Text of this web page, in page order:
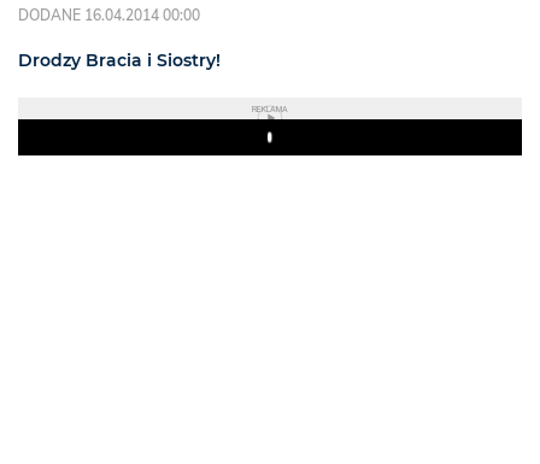
DODANE 16.04.2014 00:00
Drodzy Bracia i Siostry!
REKLAMA
Play